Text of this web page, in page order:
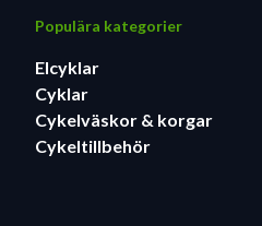
Populära kategorier
Elcyklar
Cyklar
Cykelväskor & korgar
Cykeltillbehör